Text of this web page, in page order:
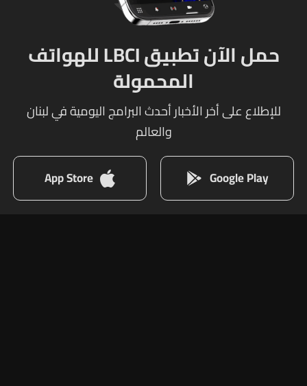
حمل الآن تطبيق LBCI للهواتف
المحمولة
للإطلاع على أخر الأخبار أحدث البرامج اليومية في لبنان
والعالم
Google Play
App Store